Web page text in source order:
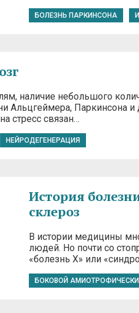
БОЛЕЗНЬ ПАРКИНСОНА
наличие небольшого
Альцгеймера, Паркинсона
стресс связан…
НЕЙРОДЕГЕНЕРАЦИЯ
История
склероз
В истории медицины
людей. Но почти со
«болезнь Х» или
БОКОВОЙ